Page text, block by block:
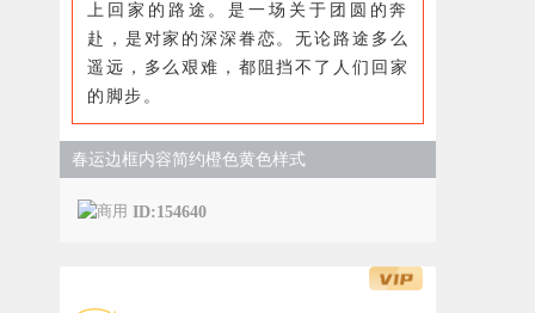
上回家的路途。是一场关于团圆的奔
赴，是对家的深深眷恋。无论路途多么
遥远，多么艰难，都阻挡不了人们回家
的脚步。
春运边框内容简约橙色黄色样式
ID:154640